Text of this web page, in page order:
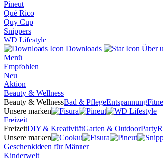
Pineut
Qué Rico
Quy Cup
Snippers
WD Lifestyle
Downloads
Über
Menü
Empfohlen
Neu
Aktion
Beauty & Wellness
Beauty & WellnessBad & PflegeEntspannung
Unsere marken
Freizeit
FreizeitDIY & KreativitätGarten & OutdoorParty
Unsere marken
Geschenkideen für Männer
Kinderwelt